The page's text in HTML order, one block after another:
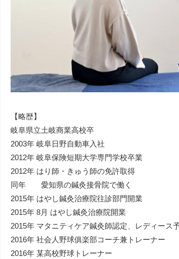
【略歴】
岐阜県立土岐商業高校卒
2003年 岐阜日野自動車入社
2012年 岐阜保険短期大学専門学校卒業
2012年 はり師・きゅう師の免許取得
同年 愛知県の鍼灸接骨院で働く
2015年 はやし鍼灸治療院往診部門開業
2015年 8月 はやし鍼灸治療院開業
2015年 マタニティケア鍼灸師認定、レディース
2016年 社会人野球俱楽部コーチ兼トレーナー
2016年 某高校野球トレーナー